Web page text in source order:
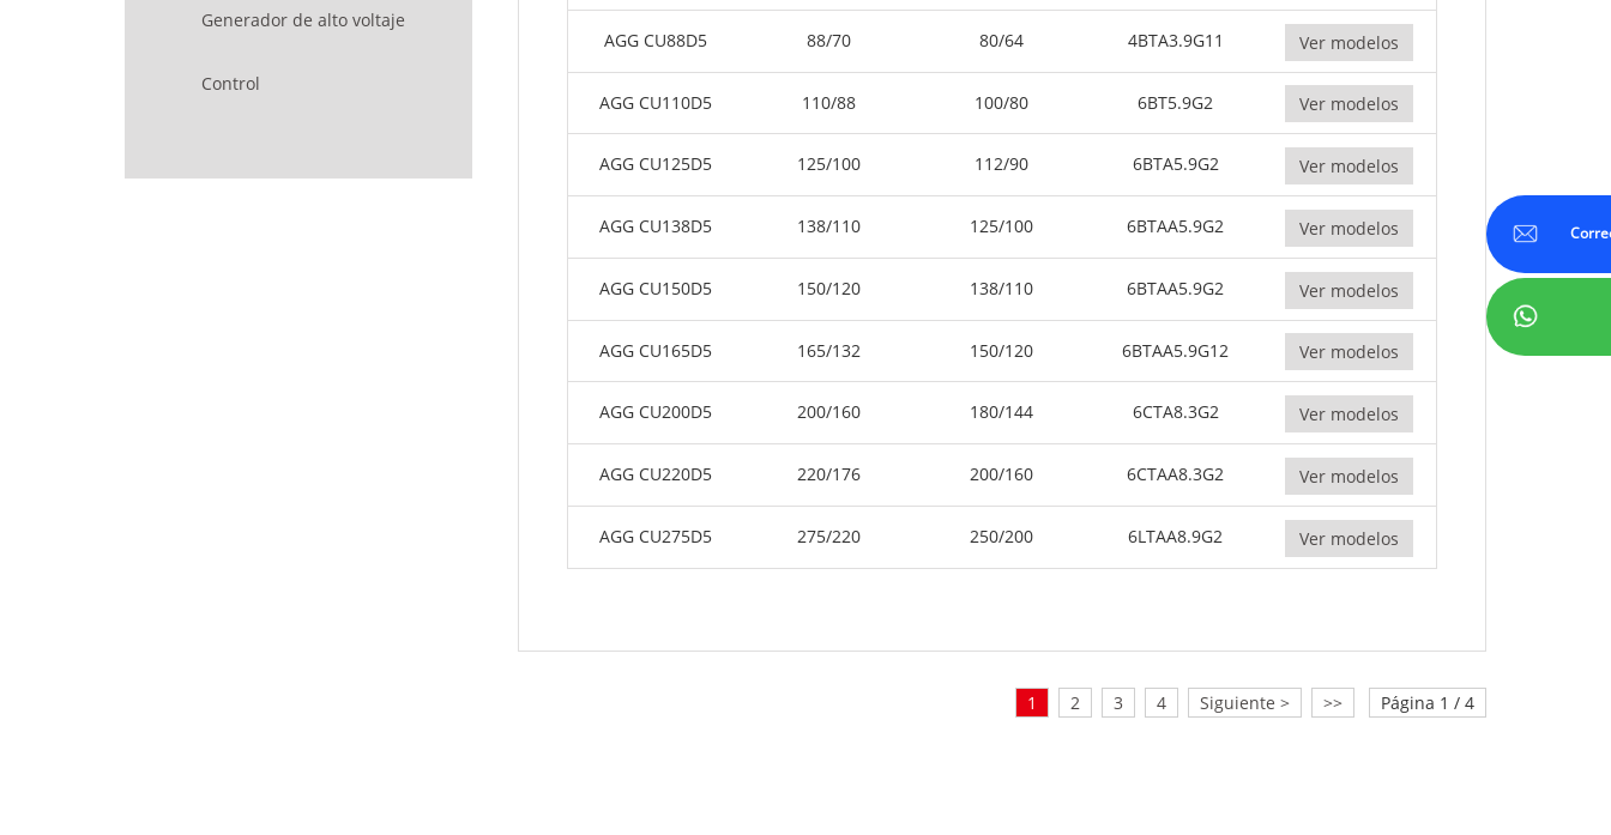
Serie D 165-935 KVA
Generador de alto voltaje
Control
AGG CU88D5 88/70 80/64 4BTA3.9G11 Ver modelos
AGG CU110D5 110/88 100/80 6BT5.9G2 Ver modelos
AGG CU125D5 125/100 112/90 6BTA5.9G2 Ver modelos
AGG CU138D5 138/110 125/100 6BTAA5.9G2 Ver modelos
AGG CU150D5 150/120 138/110 6BTAA5.9G2 Ver modelos
AGG CU165D5 165/132 150/120 6BTAA5.9G12 Ver modelos
AGG CU200D5 200/160 180/144 6CTA8.3G2 Ver modelos
AGG CU220D5 220/176 200/160 6CTAA8.3G2 Ver modelos
AGG CU275D5 275/220 250/200 6LTAA8.9G2 Ver modelos
1 2 3 4 Siguiente > >> Página 1 / 4